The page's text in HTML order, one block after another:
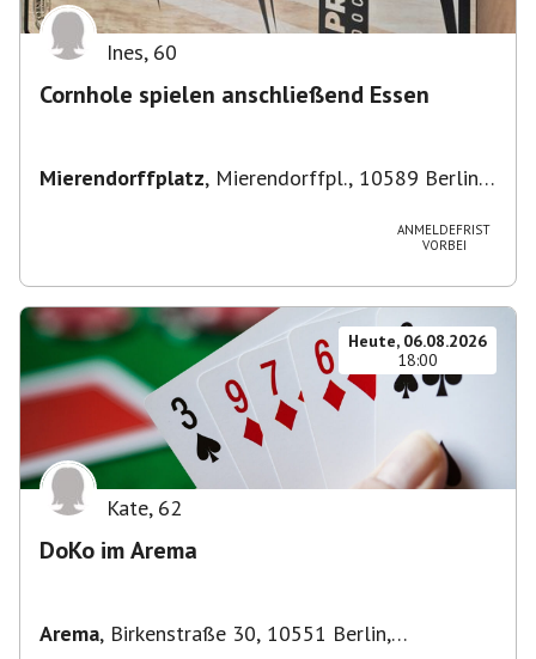
Ines, 60
Cornhole spielen anschließend Essen
Mierendorffplatz, Mierendorffpl., 10589 Berlin-
ANMELDEFRIST
VORBEI
Heute, 06.08.2026
18:00
Kate, 62
DoKo im Arema
Arema, Birkenstraße 30, 10551 Berlin,